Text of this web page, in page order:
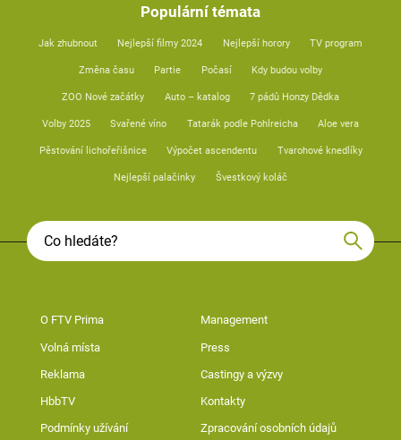
Populární témata
Jak zhubnout Nejlepší filmy 2024 Nejlepší horory TV program
Změna času Partie Počasí Kdy budou volby
ZOO Nové začátky Auto – katalog 7 pádů Honzy Dědka
Volby 2025 Svařené víno Tatarák podle Pohlreicha Aloe vera
Pěstování lichořeřišnice Výpočet ascendentu Tvarohové knedlíky
Nejlepší palačinky Švestkový koláč
O FTV Prima Management
Volná místa Press
Reklama Castingy a výzvy
HbbTV Kontakty
Podmínky užívání Zpracování osobních údajů